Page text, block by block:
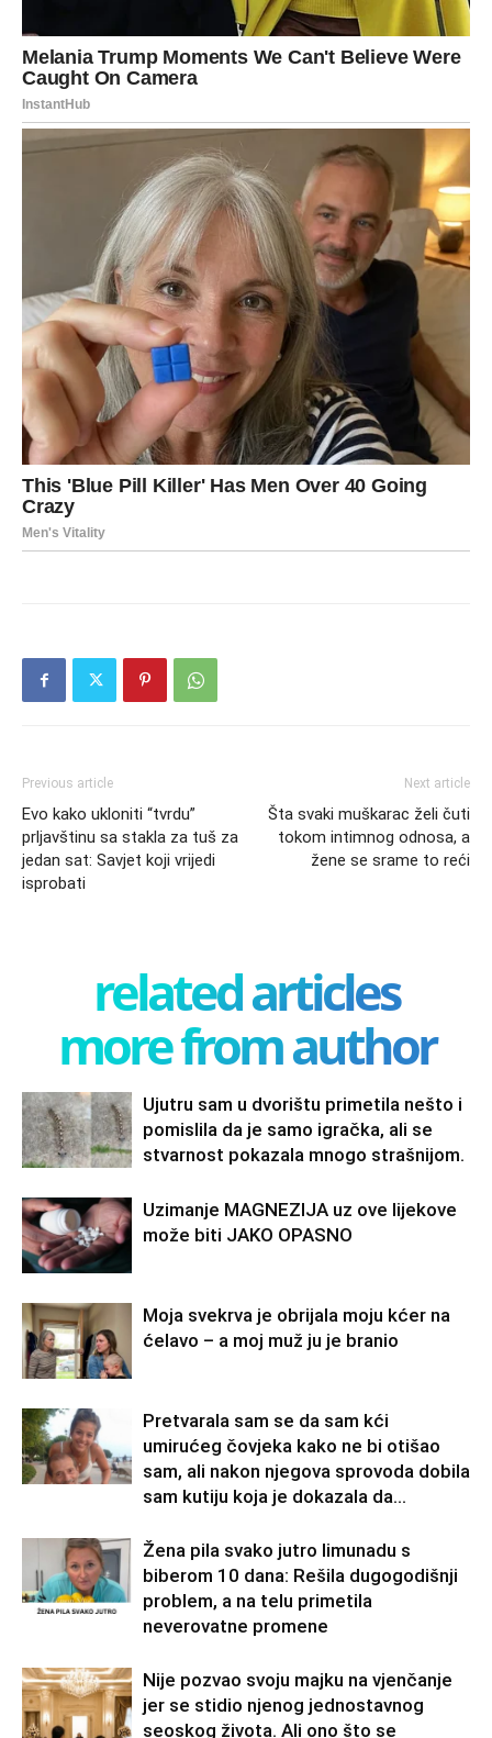
Previous article
Evo kako ukloniti “tvrdu”
prljavštinu sa stakla za tuš za
jedan sat: Savjet koji vrijedi
isprobati
Next article
Šta svaki muškarac želi čuti
tokom intimnog odnosa, a
žene se srame to reći
related articles
more from author
Ujutru sam u dvorištu primetila nešto i
pomislila da je samo igračka, ali se
stvarnost pokazala mnogo strašnijom.
Uzimanje MAGNEZIJA uz ove lijekove
može biti JAKO OPASNO
Moja svekrva je obrijala moju kćer na
ćelavo – a moj muž ju je branio
Pretvarala sam se da sam kći
umirućeg čovjeka kako ne bi otišao
sam, ali nakon njegova sprovoda dobila
sam kutiju koja je dokazala da...
Žena pila svako jutro limunadu s
biberom 10 dana: Rešila dugogodišnji
problem, a na telu primetila
neverovatne promene
Nije pozvao svoju majku na vjenčanje
jer se stidio njenog jednostavnog
seoskog života. Ali ono što se